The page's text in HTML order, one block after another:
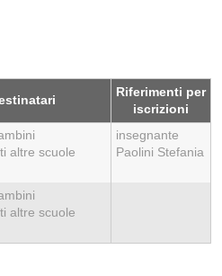
Riferimenti per
iscrizioni
altre scuole
insegnante
Paolini Stefania
altre scuole